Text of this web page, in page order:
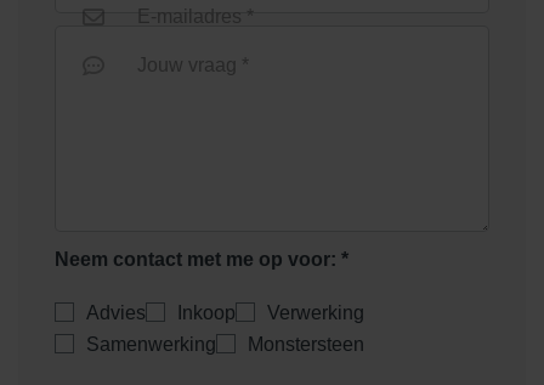
E-mailadres *
Jouw vraag *
Neem contact met me op voor: *
Advies Inkoop
Verwerking
Samenwerking
Monstersteen